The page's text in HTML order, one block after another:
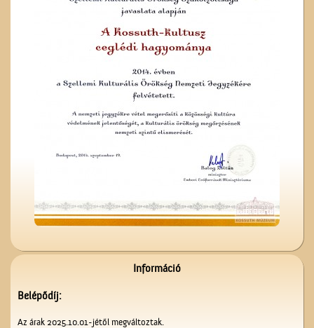
Az 5-ik Temetkezési
Információ
Belépődíj:
Az árak 2025.10.01-jétől megváltoztak.